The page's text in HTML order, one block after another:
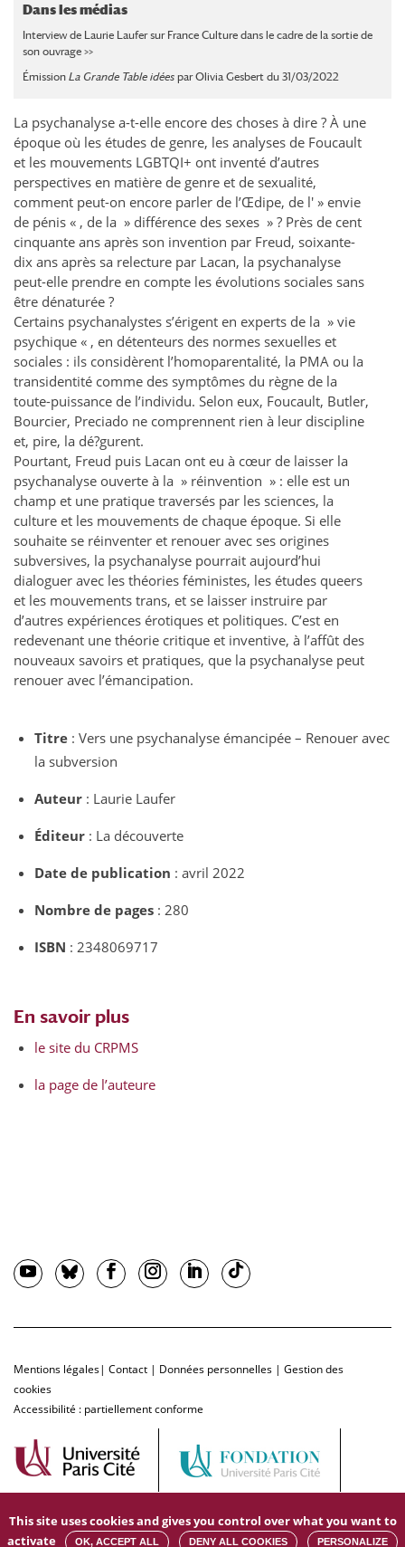
Dans les médias
Interview de Laurie Laufer sur France Culture dans le cadre de la sortie de
son ouvrage >>
Émission La Grande Table idées par Olivia Gesbert du 31/03/2022
La psychanalyse a-t-elle encore des choses à dire ? À une
époque où les études de genre, les analyses de Foucault
et les mouvements LGBTQI+ ont inventé d’autres
perspectives en matière de genre et de sexualité,
comment peut-on encore parler de l’Œdipe, de l' » envie
de pénis « , de la » différence des sexes » ? Près de cent
cinquante ans après son invention par Freud, soixante-
dix ans après sa relecture par Lacan, la psychanalyse
peut-elle prendre en compte les évolutions sociales sans
être dénaturée ?
Certains psychanalystes s’érigent en experts de la » vie
psychique « , en détenteurs des normes sexuelles et
sociales : ils considèrent l’homoparentalité, la PMA ou la
transidentité comme des symptômes du règne de la
toute-puissance de l’individu. Selon eux, Foucault, Butler,
Bourcier, Preciado ne comprennent rien à leur discipline
et, pire, la dé?gurent.
Pourtant, Freud puis Lacan ont eu à cœur de laisser la
psychanalyse ouverte à la » réinvention » : elle est un
champ et une pratique traversés par les sciences, la
culture et les mouvements de chaque époque. Si elle
souhaite se réinventer et renouer avec ses origines
subversives, la psychanalyse pourrait aujourd’hui
dialoguer avec les théories féministes, les études queers
et les mouvements trans, et se laisser instruire par
d’autres expériences érotiques et politiques. C’est en
redevenant une théorie critique et inventive, à l’affût des
nouveaux savoirs et pratiques, que la psychanalyse peut
renouer avec l’émancipation.
Titre : Vers une psychanalyse émancipée – Renouer avec
la subversion
Auteur : Laurie Laufer
Éditeur : La découverte
Date de publication : avril 2022
Nombre de pages : 280
ISBN : 2348069717
En savoir plus
le site du CRPMS
la page de l’auteure
Mentions légales| Contact | Données personnelles | Gestion des
cookies
Accessibilité : partiellement conforme
This site uses cookies and gives you control over what you want to
activate
OK, ACCEPT ALL DENY ALL COOKIES PERSONALIZE